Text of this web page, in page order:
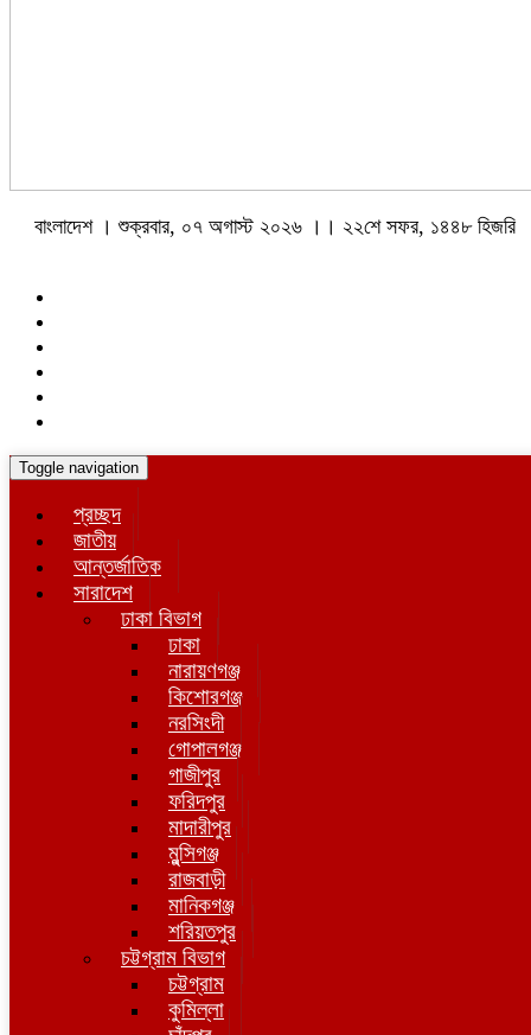
বাংলাদেশ । শুক্রবার, ০৭ অগাস্ট ২০২৬ ।। ২২শে সফর, ১৪৪৮ হিজরি
Toggle navigation
প্রচ্ছদ
জাতীয়
আন্তর্জাতিক
সারাদেশ
ঢাকা বিভাগ
ঢাকা
নারায়ণগঞ্জ
কিশোরগঞ্জ
নরসিংদী
গোপালগঞ্জ
গাজীপুর
ফরিদপুর
মাদারীপুর
মুন্সিগঞ্জ
রাজবাড়ী
মানিকগঞ্জ
শরিয়তপুর
চট্টগ্রাম বিভাগ
চট্টগ্রাম
কুমিল্লা